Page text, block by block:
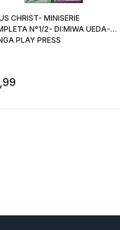
CHRIST- MINISERIE
N°1/2- DI:MIWA UEDA-
PLAY PRESS